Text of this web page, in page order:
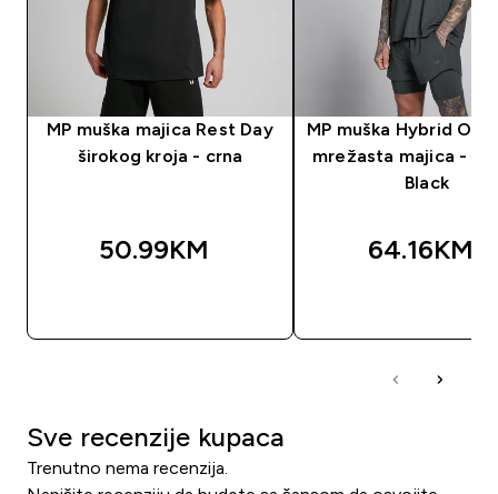
MP muška majica Rest Day
širokog kroja - crna
50.99KM‎
MP muška Hybrid
mrežasta majica -
Black
64.16KM‎
Sve recenzije kupaca
Trenutno nema recenzija.